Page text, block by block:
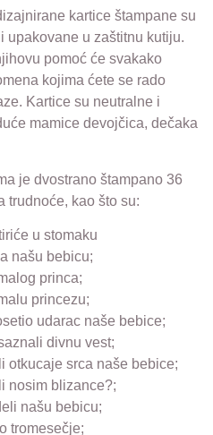
kartice štampane su
upakovane u zaštitnu kutiju.
pomoć će svakako
kojima ćete se rado
Kartice su neutralne i
mamice devojčica, dečaka
je dvostrano štampano 36
trudnoće, kao što su:
u stomaku
našu bebicu;
princa;
princezu;
udarac naše bebice;
divnu vest;
otkucaje srca naše bebice;
nosim blizance?;
našu bebicu;
tromesečje;